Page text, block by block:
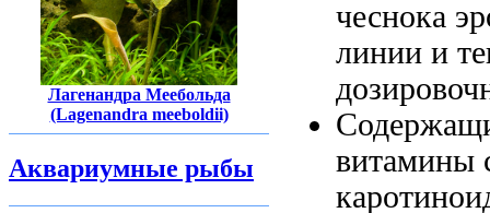
Лагенандра Меебольда
(Lagenandra meeboldii)
Аквариумные рыбы
чеснока
линии и
витамины